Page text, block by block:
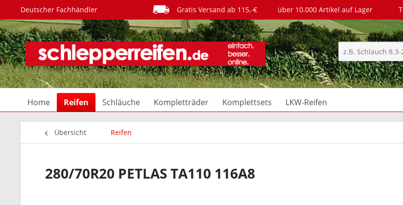
Deutscher Fachhändler Gratis Versand ab 115,-€ über 10.000 Artikel auf Lager
Home Reifen Schläuche Kompletträder Komplettsets LKW-Reifen
Übersicht Reifen
280/70R20 PETLAS TA110 116A8